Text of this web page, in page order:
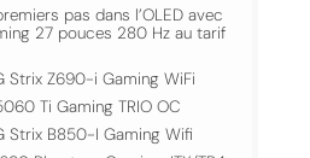
pas dans l’OLED avec
27 pouces 280 Hz au tarif
Strix Z690-i Gaming WiFi
Ti Gaming TRIO OC
Strix B850-I Gaming Wifi